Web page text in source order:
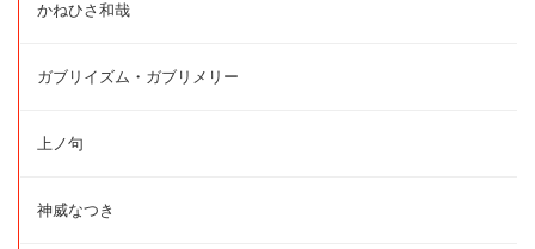
かねひさ和哉
ガブリイズム・ガブリメリー
上ノ句
神威なつき